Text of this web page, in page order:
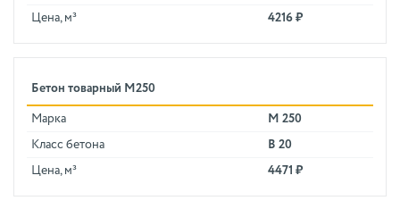
Цена, м³ 4216 ₽
Бетон товарный М250
Марка М 250
Класс бетона В 20
Цена, м³ 4471 ₽